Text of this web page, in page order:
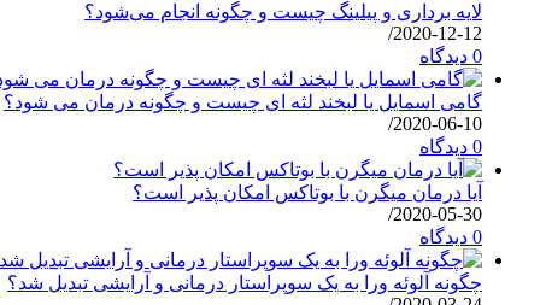
لایه برداری و پیلینگ چیست و چگونه انجام می‌شود؟
2020-12-12
/
0 دیدگاه
گامی اسمایل یا لبخند لثه ای چیست و چگونه درمان می شود؟
2020-06-10
/
0 دیدگاه
آیا درمان میگرن با بوتاکس امکان پذیر است؟
2020-05-30
/
0 دیدگاه
چگونه آلوئه ورا به یک سوپراستار درمانی و آرایشی تبدیل شد؟